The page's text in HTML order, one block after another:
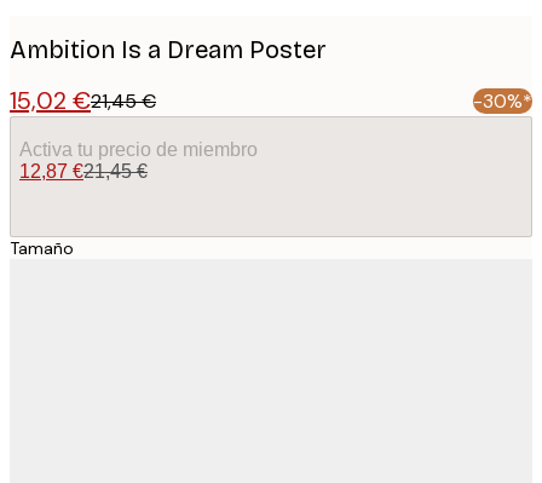
Ambition Is a Dream Poster
15,02 €21,45 € -30%*
Activa tu precio de miembro
12,87 €21,45 €
Tamaño